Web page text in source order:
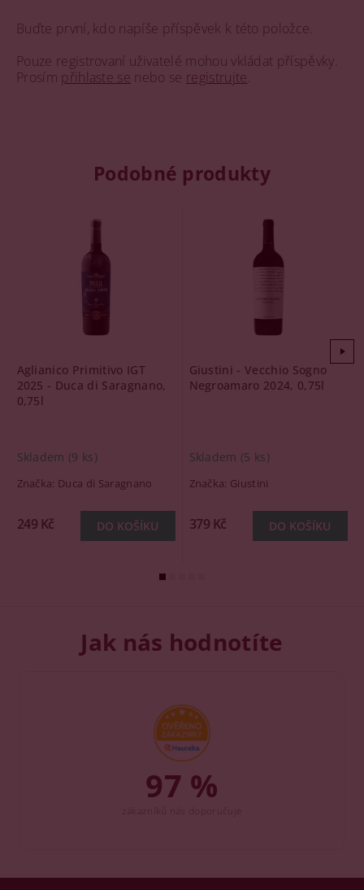
Buďte první, kdo napíše příspěvek k této položce.
Pouze registrovaní uživatelé mohou vkládat příspěvky.
Prosím přihlaste se nebo se registrujte
Podobné produkty
Aglianico Primitivo IGT
2025 - Duca di Saragnano,
0,75l
Skladem (9 ks)
Značka: Duca di Saragnano
249 Kč
Giustini - Vecchio Sogno
Negroamaro 2024, 0,75l
Skladem (5 ks)
Značka: Giustini
379 Kč
Jak nás hodnotíte
97 %